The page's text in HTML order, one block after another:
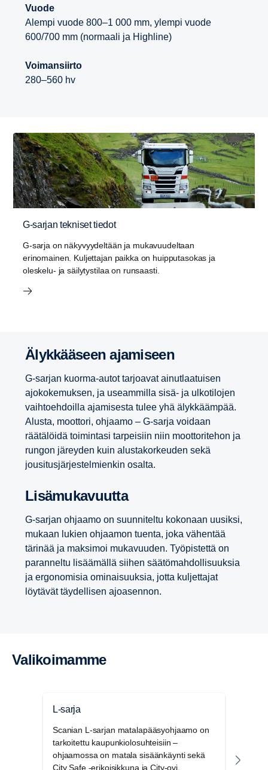
Vuode
Alempi vuode 800–1 000 mm, ylempi vuode
600/700 mm (normaali ja Highline)
Voimansiirto
280–560 hv
G-sarjan tekniset tiedot
G-sarja on näkyvyydeltään ja mukavuudeltaan
erinomainen. Kuljettajan paikka on huipputasokas ja
oleskelu- ja säilytystilaa on runsaasti.
Älykkää­seen ajami­seen
G-sarjan kuorma-autot tarjoavat ainutlaatuisen
ajokokemuksen, ja useammilla sisä- ja ulkotilojen
vaihtoehdoilla ajamisesta tulee yhä älykkäämpää.
Alusta, moottori, ohjaamo – G-sarja voidaan
räätälöidä toimintasi tarpeisiin niin moottoritehon ja
rungon järeyden kuin alustakorkeuden sekä
jousitusjärjestelmienkin osalta.
Lisämu­ka­vuutta
G-sarjan ohjaamo on suunniteltu kokonaan uusiksi,
mukaan lukien ohjaamon tuenta, joka vähentää
tärinää ja maksimoi mukavuuden. Työpistettä on
paranneltu lisäämällä siihen säätömahdollisuuksia
ja ergonomisia ominaisuuksia, jotta kuljettajat
löytävät täydellisen ajoasennon.
Valikoi­mamme
L-sarja
Scanian L-sarjan matalapääsyohjaamo on
tarkoitettu kaupunkiolosuhteisiin –
ohjaamossa on matala sisäänkäynti sekä
City Safe -erikoisikkuna ja City‑ovi.